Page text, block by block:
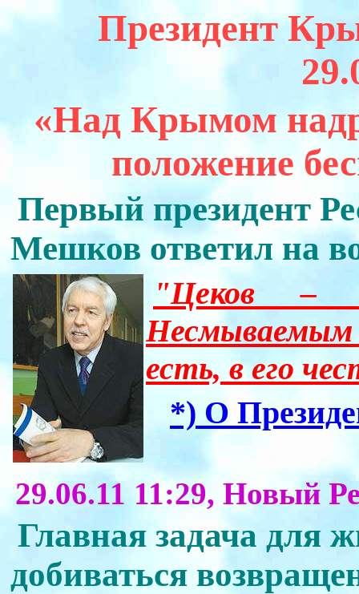
Президент
«Над Крымом
положение
Первый президент
Мешков ответил на
"Цеков –
Несмываемым
есть, в его
*) О
29.06.11 11:29, Новый
Главная задача для
добиваться